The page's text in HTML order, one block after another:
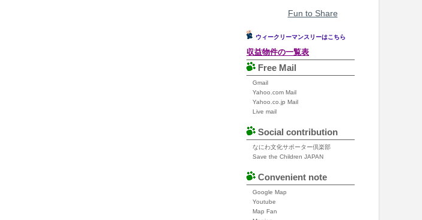
Fun to Share
ウィークリーマンスリーはこちら
収益物件の一覧表
Free Mail
Gmail
Yahoo.com Mail
Yahoo.co.jp Mail
Live mail
Social contribution
なにわ文化サポーター倶楽部
Save the Children JAPAN
Convenient note
Google Map
Youtube
Map Fan